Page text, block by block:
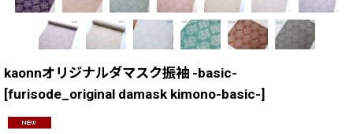
kaonnオリジナルダマスク振袖 -basic-
[furisode_original damask kimono-basic-]